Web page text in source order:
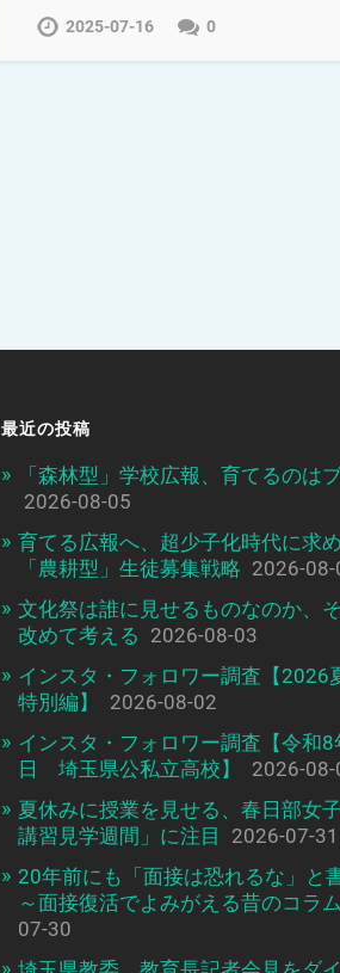
2025-07-16 0
最近の投稿
「森林型」学校広報、育てるのは
2026-08-05
育てる広報へ、超少子化時代に求
「農耕型」生徒募集戦略 2026-08-
文化祭は誰に見せるものなのか、
改めて考える 2026-08-03
インスタ・フォロワー調査【2026
特別編】
2026-08-02
インスタ・フォロワー調査【令和8
日 埼玉県公私立高校】
2026-08-
夏休みに授業を見せる、春日部女
講習見学週間」に注目
2026-07-31
20年前にも「面接は恐れるな」と
～面接復活でよみがえる昔のコラ
07-30